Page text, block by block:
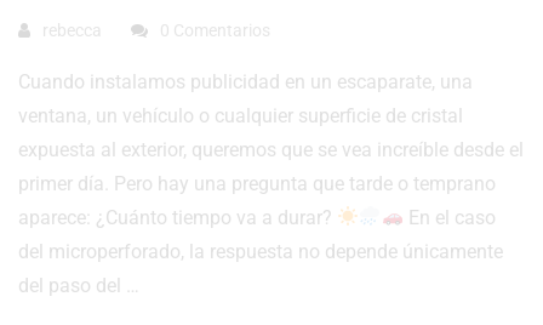
rebecca 0 Comentarios
Cuando instalamos publicidad en un escaparate, una
ventana, un vehículo o cualquier superficie de cristal
expuesta al exterior, queremos que se vea increíble desde el
primer día. Pero hay una pregunta que tarde o temprano
aparece: ¿Cuánto tiempo va a durar?
En el caso
del microperforado, la respuesta no depende únicamente
del paso del …